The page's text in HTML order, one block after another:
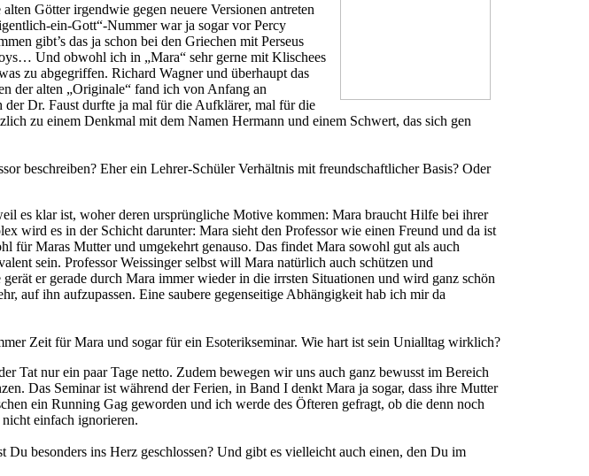
Götter irgendwie gegen neuere Versionen antreten
ein-Gott“-Nummer war ja sogar vor Percy
gibt’s das ja schon bei den Griechen mit Perseus
Und obwohl ich in „Mara“ sehr gerne mit Klischees
zu abgegriffen. Richard Wagner und überhaupt das
der alten „Originale“ fand ich von Anfang an
der Dr. Faust durfte ja mal für die Aufklärer, mal für die
zu einem Denkmal mit dem Namen Hermann und einem Schwert, das sich gen
beschreiben? Eher ein Lehrer-Schüler Verhältnis mit freundschaftlicher Basis? Oder
es klar ist, woher deren ursprüngliche Motive kommen: Mara braucht Hilfe bei ihrer
wird es in der Schicht darunter: Mara sieht den Professor wie einen Freund und da ist
für Maras Mutter und umgekehrt genauso. Das findet Mara sowohl gut als auch
sein. Professor Weissinger selbst will Mara natürlich auch schützen und
er gerade durch Mara immer wieder in die irrsten Situationen und wird ganz schön
auf ihn aufzupassen. Eine saubere gegenseitige Abhängigkeit hab ich mir da
Zeit für Mara und sogar für ein Esoterikseminar. Wie hart ist sein Unialltag wirklich?
Tat nur ein paar Tage netto. Zudem bewegen wir uns auch ganz bewusst im Bereich
Das Seminar ist während der Ferien, in Band I denkt Mara ja sogar, dass ihre Mutter
ein Running Gag geworden und ich werde des Öfteren gefragt, ob die denn noch
einfach ignorieren.
Du besonders ins Herz geschlossen? Und gibt es vielleicht auch einen, den Du im